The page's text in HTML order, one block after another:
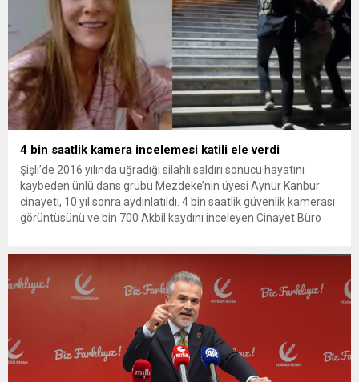
4 bin saatlik kamera incelemesi katili ele verdi
Şişli’de 2016 yılında uğradığı silahlı saldırı sonucu hayatını
kaybeden ünlü dans grubu Mezdeke’nin üyesi Aynur Kanbur
cinayeti, 10 yıl sonra aydınlatıldı. 4 bin saatlik güvenlik kamerası
görüntüsünü ve bin 700 Akbil kaydını inceleyen Cinayet Büro